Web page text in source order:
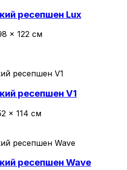
ресепшен Lux
× 122 см
ресепшен V1
× 114 см
ресепшен Wave